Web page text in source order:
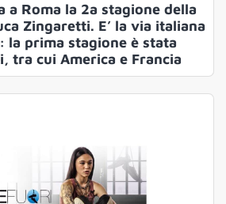
a Roma la 2a stagione della
Zingaretti. E’ la via italiana
la prima stagione è stata
tra cui America e Francia